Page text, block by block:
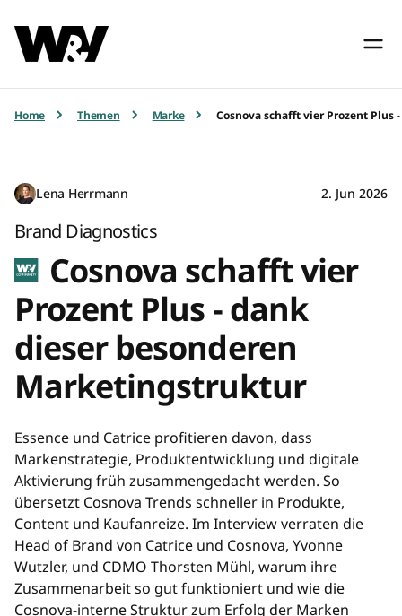
Home Themen Marke Cosnova schafft vier Prozent
Lena Herrmann 2. Jun 2026
Brand Diagnostics
Cosnova schafft vier
Prozent Plus - dank
dieser besonderen
Marketingstruktur
Essence und Catrice profitieren davon, dass
Markenstrategie, Produktentwicklung und digitale
Aktivierung früh zusammengedacht werden. So
übersetzt Cosnova Trends schneller in Produkte,
Content und Kaufanreize. Im Interview verraten die
Head of Brand von Catrice und Cosnova, Yvonne
Wutzler, und CDMO Thorsten Mühl, warum ihre
Zusammenarbeit so gut funktioniert und wie die
Cosnova-interne Struktur zum Erfolg der Marken